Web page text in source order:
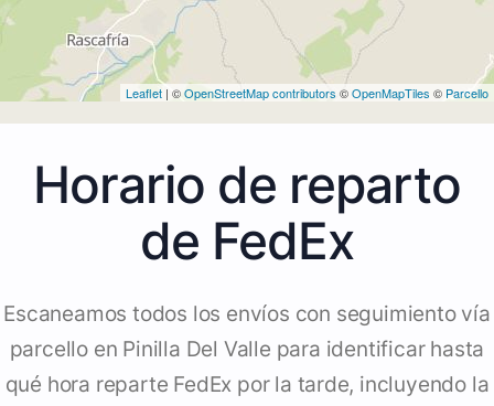
Leaflet | ©OpenStreetMap contributors ©OpenMapTiles © Parcello
Horario de reparto
de FedEx
Escaneamos todos los envíos con seguimiento vía
parcello en Pinilla Del Valle para identificar hasta
qué hora reparte FedEx por la tarde, incluyendo la